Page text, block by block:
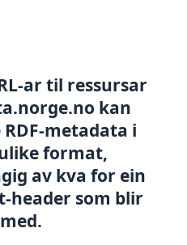
ar til ressursar
kan
RDF-metadata i
format,
av kva for ein
header som blir